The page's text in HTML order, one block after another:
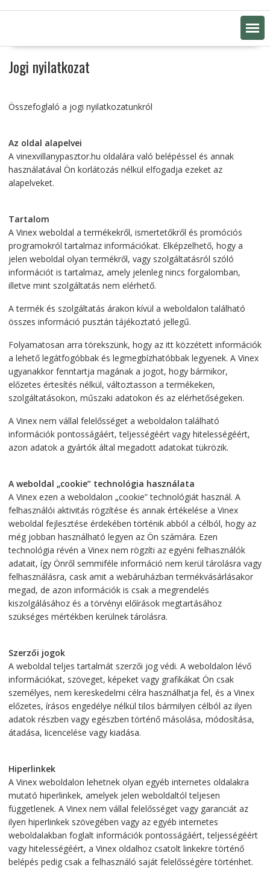
Jogi nyilatkozat
Összefoglaló a jogi nyilatkozatunkról
Az oldal alapelvei
A vinexvillanypasztor.hu oldalára való belépéssel és annak
használatával Ön korlátozás nélkül elfogadja ezeket az
alapelveket.
Tartalom
A Vinex weboldal a termékekről, ismertetőkről és promóciós
programokról tartalmaz információkat. Elképzelhető, hogy a
jelen weboldal olyan termékről, vagy szolgáltatásról szóló
információt is tartalmaz, amely jelenleg nincs forgalomban,
illetve mint szolgáltatás nem elérhető.
A termék és szolgáltatás árakon kívül a weboldalon található
összes információ pusztán tájékoztató jellegű.
Folyamatosan arra törekszünk, hogy az itt közzétett információk
a lehető legátfogóbbak és legmegbízhatóbbak legyenek. A Vinex
ugyanakkor fenntartja magának a jogot, hogy bármikor,
előzetes értesítés nélkül, változtasson a termékeken,
szolgáltatásokon, műszaki adatokon és az elérhetőségeken.
A Vinex nem vállal felelősséget a weboldalon található
információk pontosságáért, teljességéért vagy hitelességéért,
azon adatok a gyártók által megadott adatokat tükrözik.
A weboldal „cookie” technológia használata
A Vinex ezen a weboldalon „cookie” technológiát használ. A
felhasználói aktivitás rögzítése és annak értékelése a Vinex
weboldal fejlesztése érdekében történik abból a célból, hogy az
még jobban használható legyen az Ön számára. Ezen
technológia révén a Vinex nem rögzíti az egyéni felhasználók
adatait, így Önről semmiféle információ nem kerül tárolásra vagy
felhasználásra, cask amit a webáruházban termékvásárlásakor
megad, de azon információk is csak a megrendelés
kiszolgálásához és a törvényi előírások megtartásához
szükséges mértékben kerülnek tárolásra.
Szerzői jogok
A weboldal teljes tartalmát szerzői jog védi. A weboldalon lévő
információkat, szöveget, képeket vagy grafikákat Ön csak
személyes, nem kereskedelmi célra használhatja fel, és a Vinex
előzetes, írásos engedélye nélkül tilos bármilyen célból az ilyen
adatok részben vagy egészben történő másolása, módosítása,
átadása, licencelése vagy kiadása.
Hiperlinkek
A Vinex weboldalon lehetnek olyan egyéb internetes oldalakra
mutató hiperlinkek, amelyek jelen weboldaltól teljesen
függetlenek. A Vinex nem vállal felelősséget vagy garanciát az
ilyen hiperlinkek szövegében vagy az egyéb internetes
weboldalakban foglalt információk pontosságáért, teljességéért
vagy hitelességéért, a Vinex oldalhoz csatolt linkekre történő
belépés pedig csak a felhasználó saját felelősségére történhet.